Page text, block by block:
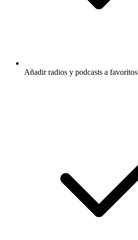
Añadir radios y podcasts a favoritos